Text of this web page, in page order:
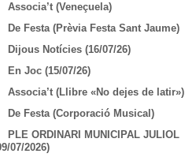
Associa’t (Veneçuela)
De Festa (Prèvia Festa Sant Jaume)
Dijous Notícies (16/07/26)
En Joc (15/07/26)
Associa’t (Llibre «No dejes de latir»)
De Festa (Corporació Musical)
PLE ORDINARI MUNICIPAL JULIOL
07/2026)